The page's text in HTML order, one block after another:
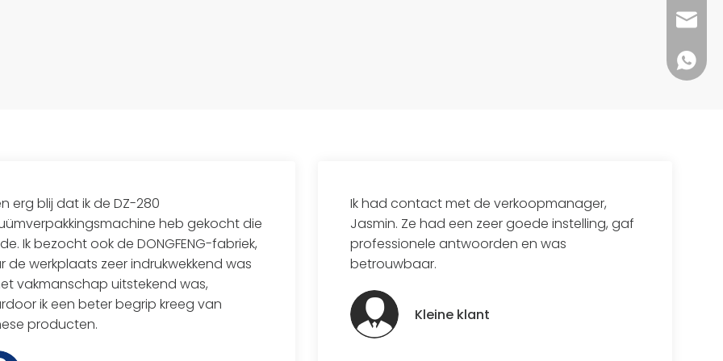
erg blij dat ik de DZ-280
heb gekocht die
Ik bezocht ook de DONGFENG-fabriek,
de werkplaats zeer indrukwekkend was
vakmanschap uitstekend was,
ik een beter begrip kreeg van
producten.
Ik had contact met de verkoopmanager,
Jasmin. Ze had een zeer goede instelling, gaf
professionele antwoorden en was
betrouwbaar.
Kleine klant
+86